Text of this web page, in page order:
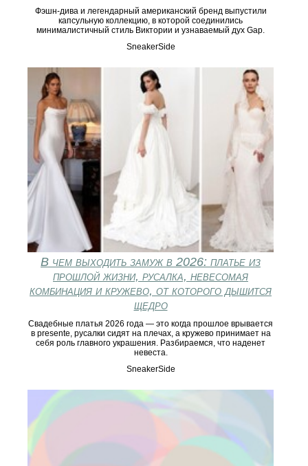
Фэшн-дива и легендарный американский бренд выпустили
капсульную коллекцию, в которой соединились
минималистичный стиль Виктории и узнаваемый дух Gap.
SneakerSide
В чем выходить замуж в 2026: платье из
прошлой жизни, русалка, невесомая
комбинация и кружево, от которого дышится
щедро
Свадебные платья 2026 года — это когда прошлое врывается
в presente, русалки сидят на плечах, а кружево принимает на
себя роль главного украшения. Разбираемся, что наденет
невеста.
SneakerSide